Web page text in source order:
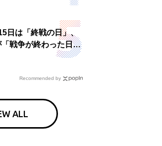
営、被災者への温かい
日は「終戦の日」、
「戦争が終わった日」
によって異なる？
Recommended by
ALL